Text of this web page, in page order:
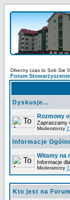
Obecny czas to Sob Sie
Forum
Dyskusje...
Rozmowy
Zapraszamy
Moderatorzy
Informacje
Witamy na
Informacje
Moderatorzy
Kto jest na Forum